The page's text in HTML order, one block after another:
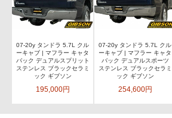
07-20y タンドラ 5.7L クル
ーキャブ | マフラー キャタ
バック デュアルスプリット
ステンレス ブラックセラミ
ック ギブソン
195,000円
07-20y タンドラ 5.7L クル
ーキャブ | マフラー キャタ
バック デュアルスポーツ
ステンレス ブラックセラミ
ック ギブソン
254,600円